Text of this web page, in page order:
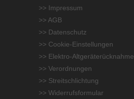
>> Impressum
>> AGB
>> Datenschutz
>> Cookie-Einstellungen
>> Elektro-Altgeräterücknahme
>> Verordnungen
>> Streitschlichtung
>> Widerrufsformular